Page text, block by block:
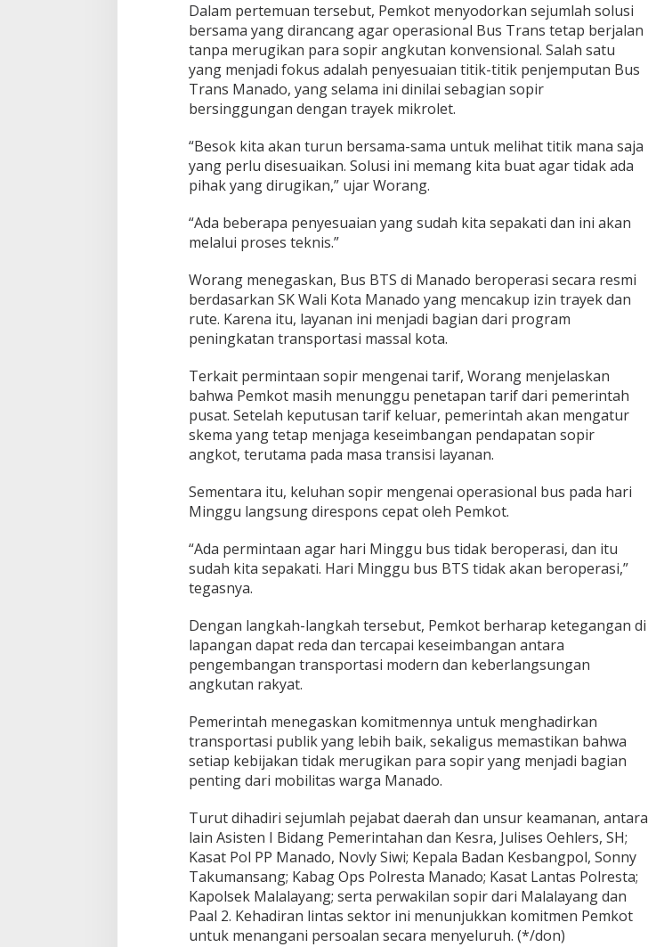
m
b
i
l
L
a
n
k
a
B
j
a
Dalam pertemuan tersebut, Pemkot menyodorkan sejumlah solusi
bersama yang dirancang agar operasional Bus Trans tetap berjalan
tanpa merugikan para sopir angkutan konvensional. Salah satu
yang menjadi fokus adalah penyesuaian titik-titik penjemputan Bus
Trans Manado, yang selama ini dinilai sebagian sopir
bersinggungan dengan trayek mikrolet.
“Besok kita akan turun bersama-sama untuk melihat titik mana saja
yang perlu disesuaikan. Solusi ini memang kita buat agar tidak ada
pihak yang dirugikan,” ujar Worang.
“Ada beberapa penyesuaian yang sudah kita sepakati dan ini akan
melalui proses teknis.”
Worang menegaskan, Bus BTS di Manado beroperasi secara resmi
berdasarkan SK Wali Kota Manado yang mencakup izin trayek dan
rute. Karena itu, layanan ini menjadi bagian dari program
peningkatan transportasi massal kota.
Terkait permintaan sopir mengenai tarif, Worang menjelaskan
bahwa Pemkot masih menunggu penetapan tarif dari pemerintah
pusat. Setelah keputusan tarif keluar, pemerintah akan mengatur
skema yang tetap menjaga keseimbangan pendapatan sopir
angkot, terutama pada masa transisi layanan.
Sementara itu, keluhan sopir mengenai operasional bus pada hari
Minggu langsung direspons cepat oleh Pemkot.
“Ada permintaan agar hari Minggu bus tidak beroperasi, dan itu
sudah kita sepakati. Hari Minggu bus BTS tidak akan beroperasi,”
tegasnya.
Dengan langkah-langkah tersebut, Pemkot berharap ketegangan di
lapangan dapat reda dan tercapai keseimbangan antara
pengembangan transportasi modern dan keberlangsungan
angkutan rakyat.
Pemerintah menegaskan komitmennya untuk menghadirkan
transportasi publik yang lebih baik, sekaligus memastikan bahwa
setiap kebijakan tidak merugikan para sopir yang menjadi bagian
penting dari mobilitas warga Manado.
Turut dihadiri sejumlah pejabat daerah dan unsur keamanan, antara
lain Asisten I Bidang Pemerintahan dan Kesra, Julises Oehlers, SH;
Kasat Pol PP Manado, Novly Siwi; Kepala Badan Kesbangpol, Sonny
Takumansang; Kabag Ops Polresta Manado; Kasat Lantas Polresta;
Kapolsek Malalayang; serta perwakilan sopir dari Malalayang dan
Paal 2. Kehadiran lintas sektor ini menunjukkan komitmen Pemkot
untuk menangani persoalan secara menyeluruh. (*/don)